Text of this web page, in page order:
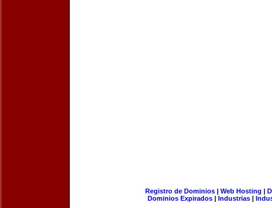
Registro de Dominios| Web Hosting |
Dominios Expirados | Industrias |